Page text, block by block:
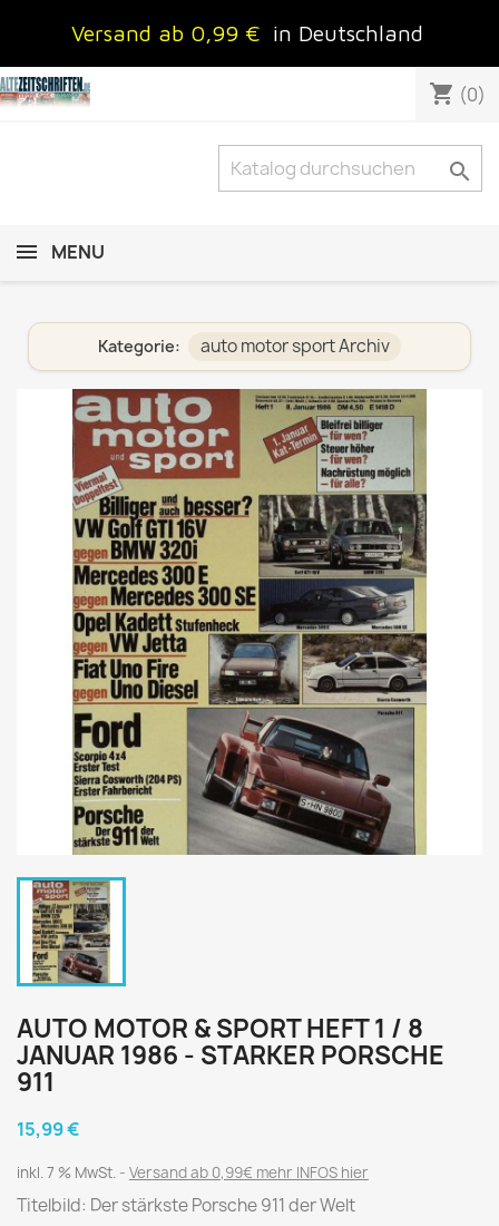
Versand ab 0,99 € in Deutschland
shopping_cart (0)

MENU
Kategorie: auto motor sport Archiv
AUTO MOTOR & SPORT HEFT 1 / 8
JANUAR 1986 - STARKER PORSCHE
911
15,99 €
inkl. 7 % MwSt. Versand ab 0,99€ mehr INFOS hier
Titelbild: Der stärkste Porsche 911 der Welt